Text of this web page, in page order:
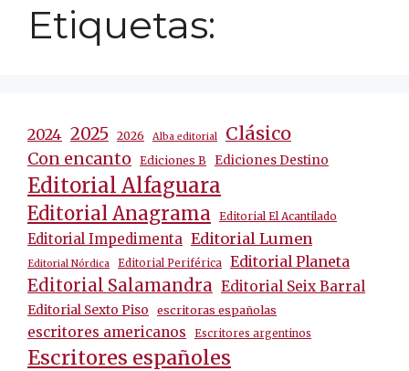
Etiquetas:
2024 2025 2026 Alba editorial Clásico
Con encanto Ediciones B Ediciones Destino
Editorial Alfaguara
Editorial Anagrama Editorial El Acantilado
Editorial Impedimenta Editorial Lumen
Editorial Nórdica Editorial Periférica Editorial Planeta
Editorial Salamandra Editorial Seix Barral
Editorial Sexto Piso escritoras españolas
escritores americanos Escritores argentinos
Escritores españoles